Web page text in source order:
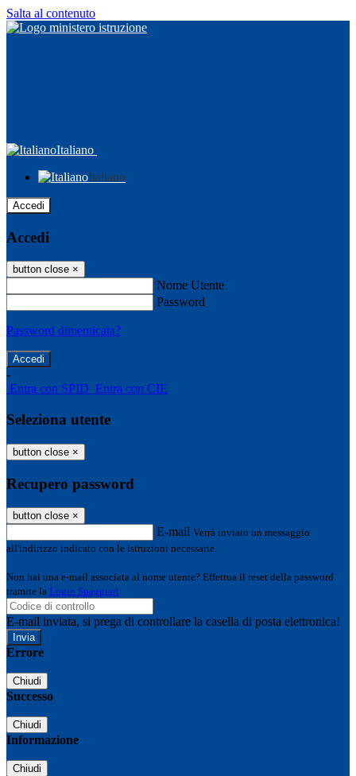
Salta al contenuto
Italiano
Italiano
Accedi
Accedi
button close ×
Nome Utente
Password
Password dimenticata?
-
Entra con SPID Entra con CIE
Seleziona utente
button close ×
Recupero password
button close ×
E-mail Verrà inviato un messaggio
all'indirizzo indicato con le istruzioni necessarie.
Non hai una e-mail associata al nome utente? Effettua il reset della password
tramite la Login Spaggiari
E-mail inviata, si prega di controllare la casella di posta elettronica!
Errore
Chiudi
Successo
Chiudi
Informazione
Chiudi